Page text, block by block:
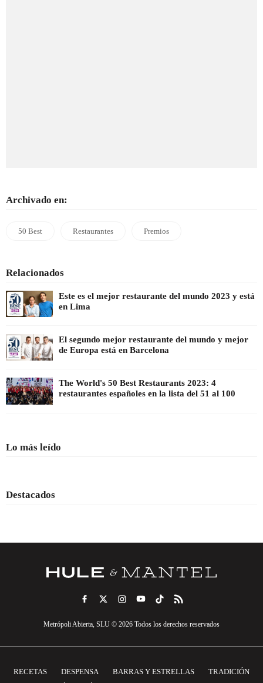
Archivado en:
50 Best Restaurantes Premios
Relacionados
Este es el mejor restaurante del mundo 2023 y está
en Lima
El segundo mejor restaurante del mundo y mejor
de Europa está en Barcelona
The World's 50 Best Restaurants 2023: 4
restaurantes españoles en la lista del 51 al 100
Lo más leído
Destacados
Metrópoli Abierta, SLU © 2026 Todos los derechos reservados
RECETAS DESPENSA BARRAS Y ESTRELLAS
TRADICIÓN